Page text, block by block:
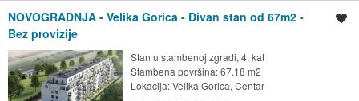
NOVOGRADNJA - Velika Gorica - Divan stan od 67m2 -
Bez provizije
Stan u stambenoj zgradi, 4. kat
Stambena površina: 67.18 m2
Lokacija:Velika Gorica, Centar